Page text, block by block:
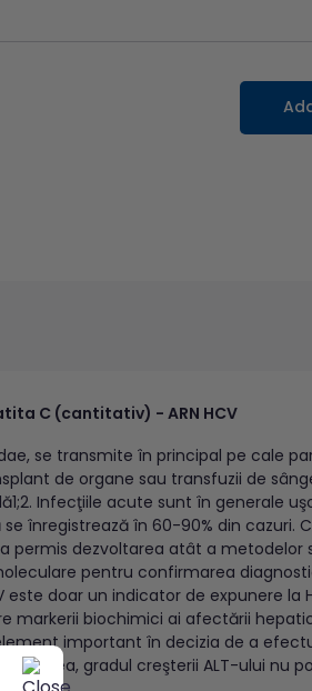
C (cantitativ) - ARN HCV
se transmite în principal pe cale
de organe sau transfuzii de
Infecţiile acute sunt în generale
înregistrează în 60-90% din cazuri.
permis dezvoltarea atât a metodelor
pentru confirmarea
doar un indicator de expunere la
markerii biochimici ai afectării
important în decizia de a
gradul creşterii ALT-ului nu